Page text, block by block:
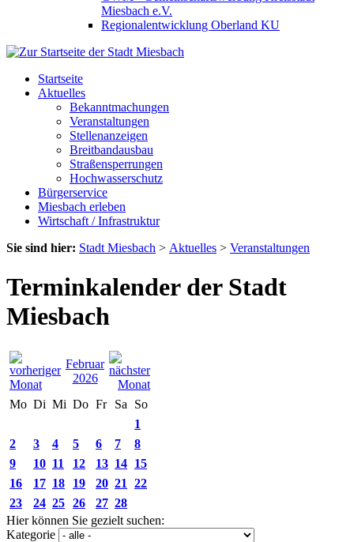
Miesbach e.V.
Regionalentwicklung Oberland KU
Startseite
Aktuelles
Bekanntmachungen
Veranstaltungen
Stellenanzeigen
Breitbandausbau
Straßensperrungen
Hochwasserschutz
Bürgerservice
Miesbach erleben
Wirtschaft / Infrastruktur
Sie sind hier: Stadt Miesbach > Aktuelles > Veranstaltungen
Terminkalender der Stadt
Miesbach
Februar
2026
Mo Di Mi Do Fr Sa
So
1
2
3 4 5 6 7
8
9
10 11 12 13 14 15
16
17 18 19 20 21
22
23
24 25 26 27 28
Hier können Sie gezielt suchen:
Kategorie